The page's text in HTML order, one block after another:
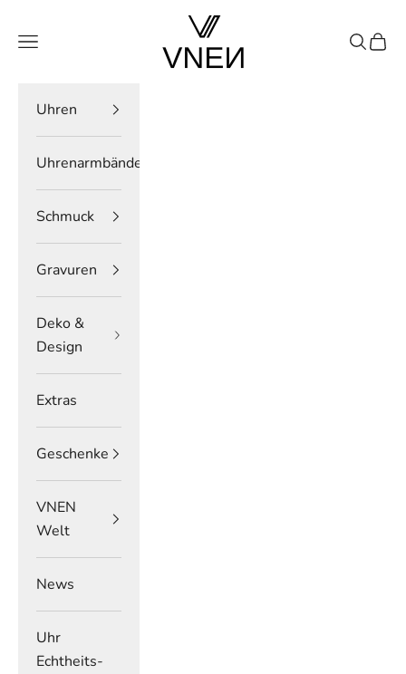
VNEN®
Menü
Suchen
Uhren
Uhrenarmbänder
Schmuck
Gravuren
Deko &
Design
Extras
Geschenke
VNEN
Welt
News
Uhr
Echtheits-